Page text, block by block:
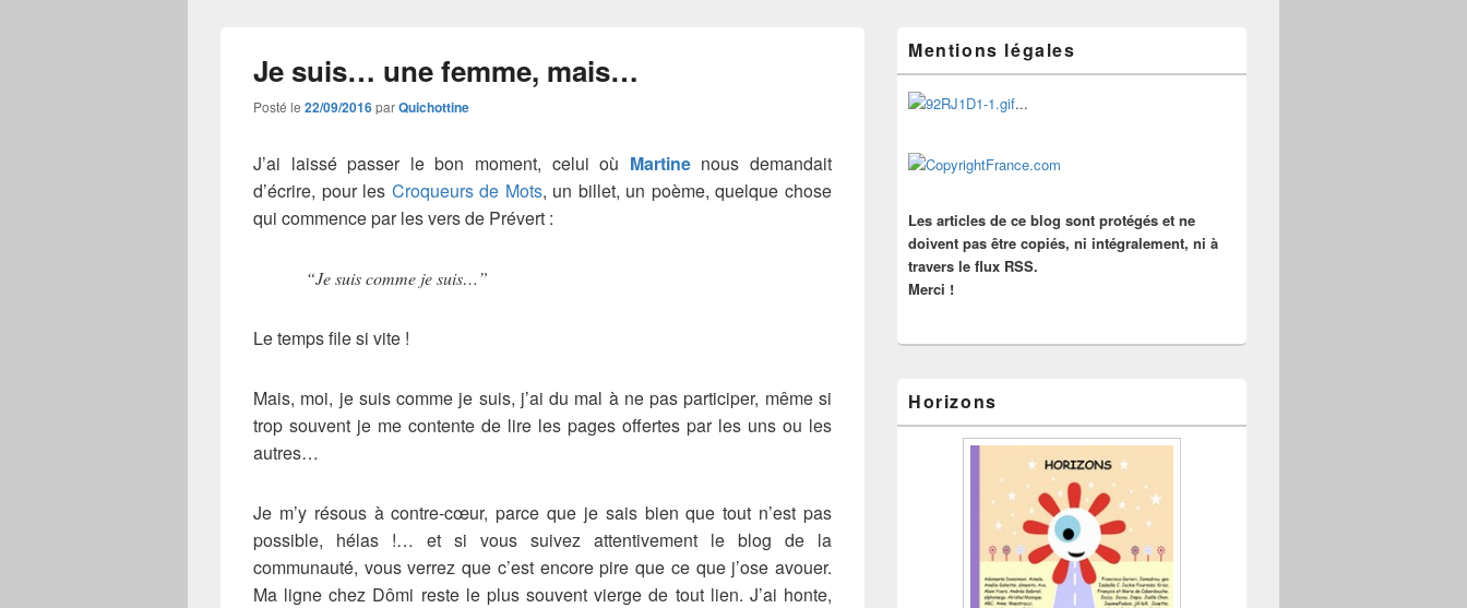
Je suis… une femme, mais…
Posté le 22/09/2016parQuichottine
J’ai laissé passer le bon moment, celui où Martinenous demandait
d’écrire, pour les Croqueurs de Mots, un billet, un poème, quelque chose
qui commence par les vers de Prévert :
“Je suis comme je suis…”
Le temps file si vite !
Mais, moi, je suis comme je suis, j’ai du mal à ne pas participer, même si
trop souvent je me contente de lire les pages offertes par les uns ou les
autres…
Je m’y résous à contre-cœur, parce que je sais bien que tout n’est pas
possible, hélas !… et si vous suivez attentivement le blog de la
communauté, vous verrez que c’est encore pire que ce que j’ose avouer.
Ma ligne chez Dômi reste le plus souvent vierge de tout lien. J’ai honte,
principale
de
widget
pour
barre
latérale
Mentions légales
...
Les articles de ce blog sont protégés et ne
doivent pas être copiés, ni intégralement, ni à
travers le flux RSS.
Merci !
Horizons